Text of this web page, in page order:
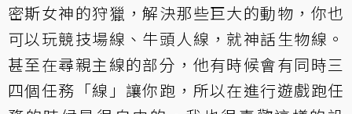
密斯女神的狩獵，解決那些巨大的動物，你也
可以玩競技場線、牛頭人線，就神話生物線。
甚至在尋親主線的部分，他有時候會有同時三
四個任務「線」讓你跑，所以在進行遊戲跑任